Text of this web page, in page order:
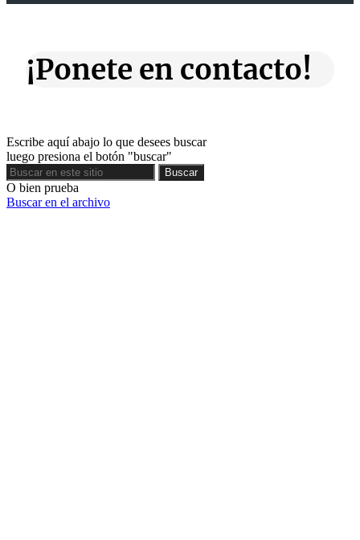
¡Ponete en contacto!
Escribe aquí abajo lo que desees buscar
luego presiona el botón "buscar"
Buscar
Buscar
O bien prueba
Buscar en el archivo